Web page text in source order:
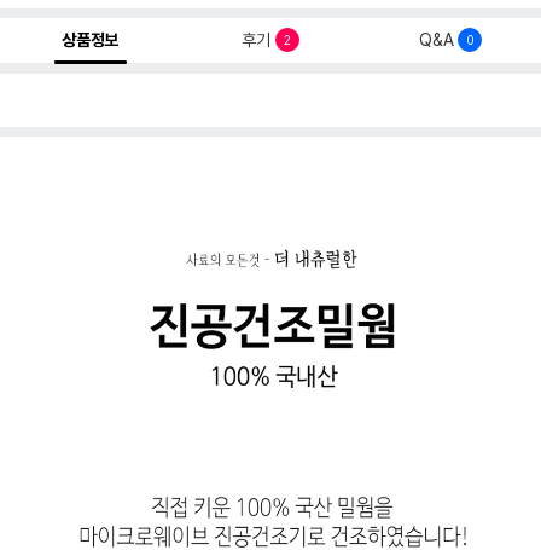
상품정보 후기 2 Q&A 0